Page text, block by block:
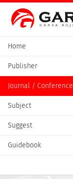
Home
Publisher
Journal / Conference
Subject
Suggest
Guidebook